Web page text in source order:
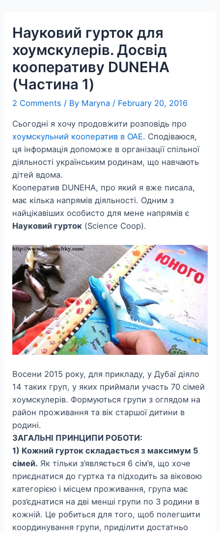
content
Науковий гурток для
хоумскулерів. Досвід
кооперативу DUNEHA
(Частина 1)
2 Comments / By Maryna / February 20, 2016
Сьогодні я хочу продовжити розповідь про
хоумскульний кооператив в ОАЕ. Сподіваюся,
ця інформація допоможе в організації спільної
діяльності українським родинам, що навчають
дітей вдома.
Кооператив DUNEHA, про який я вже писала,
має кілька напрямів діяльності. Одним з
найцікавіших особисто для мене напрямів є
Науковий гурток (Science Coop).
Восени 2015 року, для прикладу, у Дубаї діяло
14 таких груп, у яких приймали участь 70 сімей
хоумскулерів. Формуються групи з оглядом на
район проживання та вік старшої дитини в
родині.
ЗАГАЛЬНІ ПРИНЦИПИ РОБОТИ:
1) Кожний гурток складається з максимум 5
сімей. Як тільки з’являється 6 сім’я, що хоче
приєднатися до гуртка та підходить за віковою
категорією і місцем проживання, група має
роз’єднатися на дві менші групи по 3 родини в
кожній. Це робиться для того, щоб полегшити
координування групи, приділити достатньо